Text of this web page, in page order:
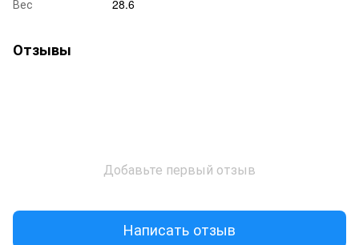
Вес
28.6
Отзывы
Добавьте первый отзыв
Написать отзыв